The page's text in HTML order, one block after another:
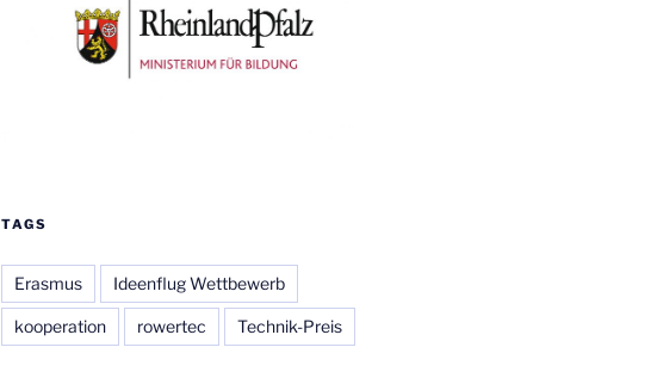
TAGS
Erasmus Ideenflug Wettbewerb
kooperation rowertec Technik-Preis